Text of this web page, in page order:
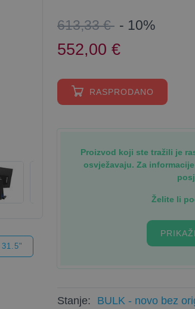
31.5"
613,33 € - 10%
552,00 €
RASPRODANO
Proizvod koji ste tražili je
osvježavaju. Za
Želite li
Stanje: BULK - novo bez